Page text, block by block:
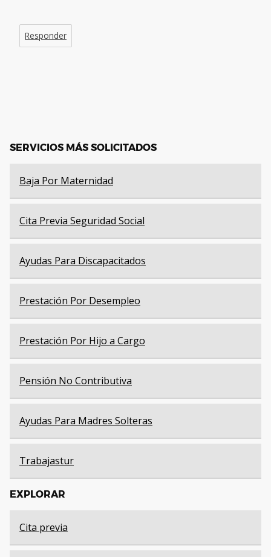
Responder
SERVICIOS MÁS SOLICITADOS
Baja Por Maternidad
Cita Previa Seguridad Social
Ayudas Para Discapacitados
Prestación Por Desempleo
Prestación Por Hijo a Cargo
Pensión No Contributiva
Ayudas Para Madres Solteras
Trabajastur
EXPLORAR
Cita previa